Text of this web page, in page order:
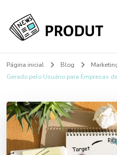
My Blog
Página inicial Blog
Gerado pelo Usuário para Empresas